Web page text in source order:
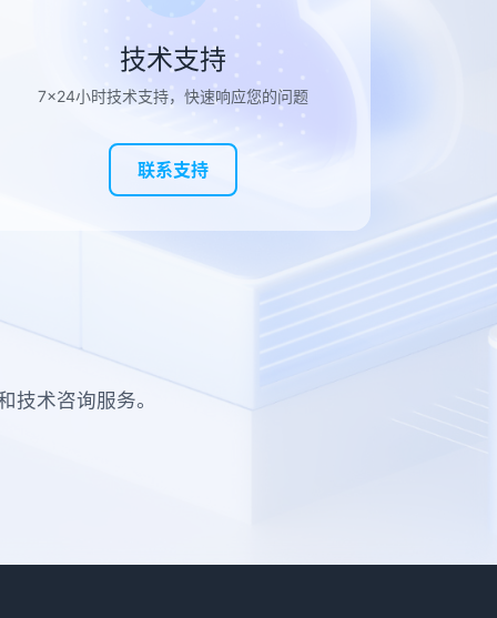
技术支持
7×24小时技术支持，快速响应您的问题
联系支持
技术咨询服务。